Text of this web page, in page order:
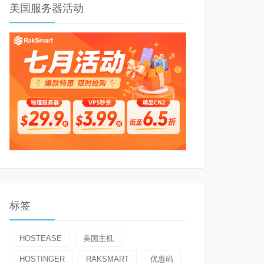
美国服务器活动
标签
HOSTEASE 美国主机
HOSTINGER RAKSMART 优惠码